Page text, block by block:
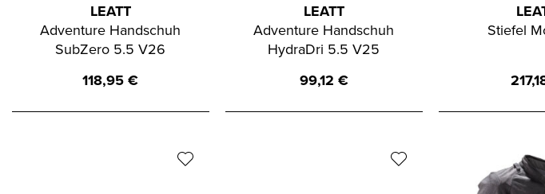
LEATT
Adventure Handschuh
SubZero 5.5 V26
118,95€
LEATT
Adventure Handschuh
HydraDri 5.5 V25
99,12 €
Stiefel